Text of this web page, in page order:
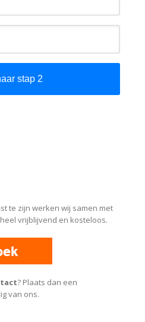
te zijn werken wij samen met
vrijblijvend en kosteloos.
? Plaats dan een
van ons.